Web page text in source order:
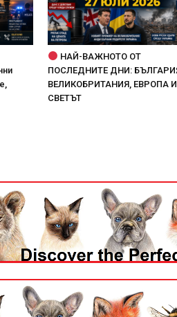
НАЙ-ВАЖНОТО ОТ
ПОСЛЕДНИТЕ ДНИ:
ВЕЛИКОБРИТАНИЯ, ЕВРОПА И
СВЕТЪТ